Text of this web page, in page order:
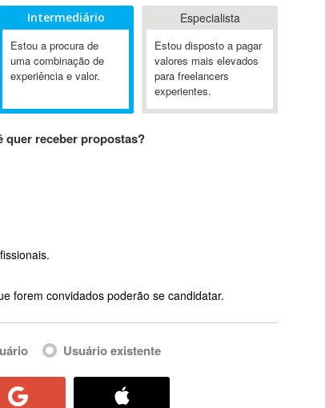
Intermediário
Estou a procura de
uma combinação de
experiência e valor.
Especialista
Estou disposto a pagar
valores mais elevados
para freelancers
experientes.
quer receber propostas?
forem convidados poderão se candidatar.
Usuário existente